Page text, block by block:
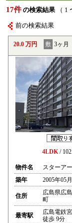
17件 の検索結果 （ 1
前の検索結果
20.0 万円 敷 3ヶ月
4LDK/
物件名
スターア
築年
2005年05月
住所
広島県広
町
最寄駅
広島電鉄
徒歩 9分